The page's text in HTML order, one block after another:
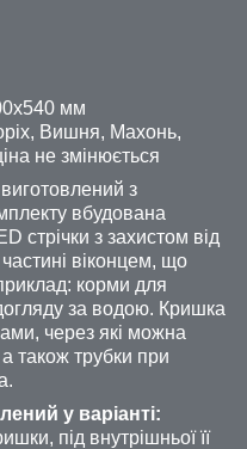
мм
Вишня, Махонь,
не змінюється
з
вбудована
стрічки з захистом від
віконцем, що
корми для
за водою. Кришка
через які можна
також трубки при
у варіанті:
під внутрішньої її